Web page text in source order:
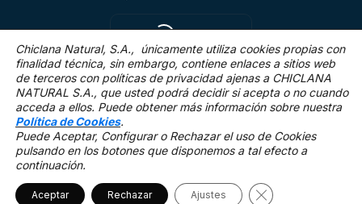
LUN 10 AGO
23ºC
6.8 Km/h 0 %
©2025 Chiclana Natural
Mapa Web
Política de cookies
Chiclana Natural, S.A., únicamente utiliza cookies propias con
finalidad técnica, sin embargo, contiene enlaces a sitios web
de terceros con políticas de privacidad ajenas a CHICLANA
NATURAL S.A., que usted podrá decidir si acepta o no cuando
acceda a ellos. Puede obtener más información sobre nuestra
Política de Cookies.
Puede Aceptar, Configurar o Rechazar el uso de Cookies
pulsando en los botones que disponemos a tal efecto a
continuación.
Aceptar Rechazar Ajustes Cerrar el banner